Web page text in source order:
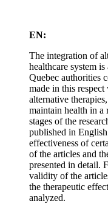
EN:
The integration of
healthcare system
Quebec authorities
made in this
alternative
maintain health in a
stages of the
published in
effectiveness of
of the articles and
presented in detail.
validity of the
the therapeutic
analyzed.